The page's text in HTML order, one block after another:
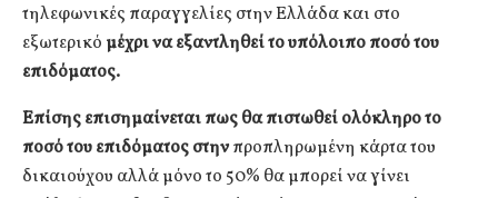
τηλεφωνικές παραγγελίες στην Ελλάδα και στο
εξωτερικό μέχρι να εξαντληθεί το υπόλοιπο ποσό του
επιδόματος.
Επίσης επισημαίνεται πως θα πιστωθεί ολόκληρο το
ποσό του επιδόματος στηνπροπληρωμένη κάρτα του
δικαιούχου αλλά μόνο το 50% θα μπορεί να γίνει